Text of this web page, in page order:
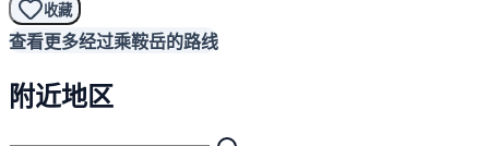
收藏
查看更多经过乘鞍岳的路线
附近地区